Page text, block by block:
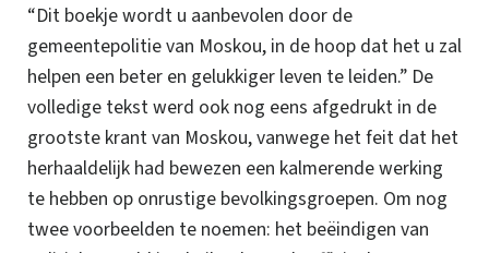
“Dit boekje wordt u aanbevolen door de
gemeentepolitie van Moskou, in de hoop dat het u zal
helpen een beter en gelukkiger leven te leiden.” De
volledige tekst werd ook nog eens afgedrukt in de
grootste krant van Moskou, vanwege het feit dat het
herhaaldelijk had bewezen een kalmerende werking
te hebben op onrustige bevolkingsgroepen. Om nog
twee voorbeelden te noemen: het beëindigen van